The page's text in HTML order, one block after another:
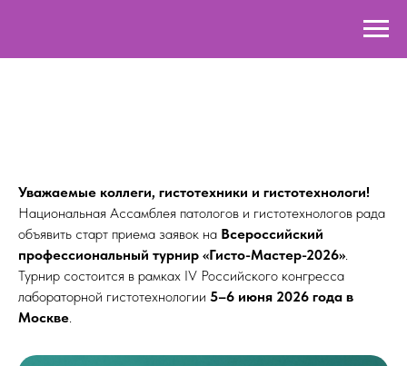
Уважаемые коллеги, гистотехники и гистотехнологи!
Национальная Ассамблея патологов и гистотехнологов рада
объявить старт приема заявок на Всероссийский
профессиональный турнир «Гисто-Мастер-2026».
Турнир состоится в рамках IV Российского конгресса
лабораторной гистотехнологии 5–6 июня 2026 года в
Москве.